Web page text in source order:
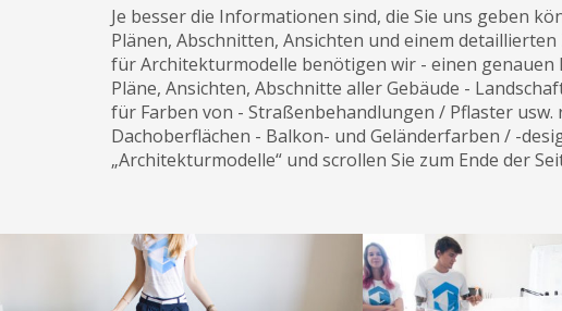
Je besser die Informationen sind, die Sie uns geben
Plänen, Abschnitten, Ansichten und einem
für Architekturmodelle benötigen wir - einen genauen
Pläne, Ansichten, Abschnitte aller Gebäude -
für Farben von - Straßenbehandlungen / Pflaster
Dachoberflächen - Balkon- und Geländerfarben / -
„Architekturmodelle“ und scrollen Sie zum Ende der